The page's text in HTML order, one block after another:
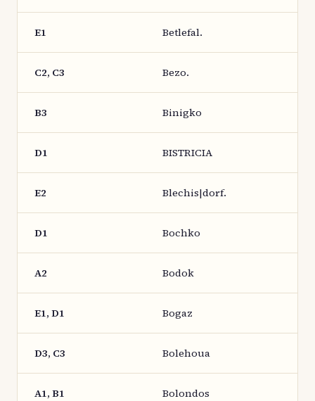
E1 Betlefal.
C2, C3 Bezo.
B3 Binigko
D1 BISTRICIA
E2 Blechis|dorf.
D1 Bochko
A2 Bodok
E1, D1 Bogaz
D3, C3 Bolehoua
A1, B1 Bolondos